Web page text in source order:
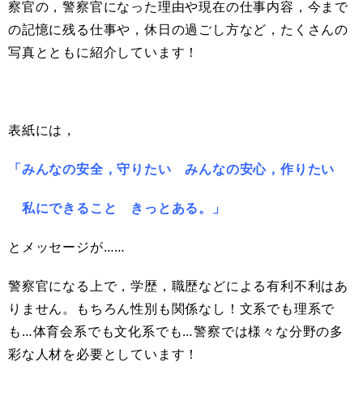
察官の，警察官になった理由や現在の仕事内容，今まで
の記憶に残る仕事や，休日の過ごし方など，たくさんの
写真とともに紹介しています！
表紙には，
「みんなの安全，守りたい みんなの安心，作りたい
私にできること きっとある。」
とメッセージが……
警察官になる上で，学歴，職歴などによる有利不利はあ
りません。もちろん性別も関係なし！文系でも理系で
も…体育会系でも文化系でも…警察では様々な分野の多
彩な人材を必要としています！